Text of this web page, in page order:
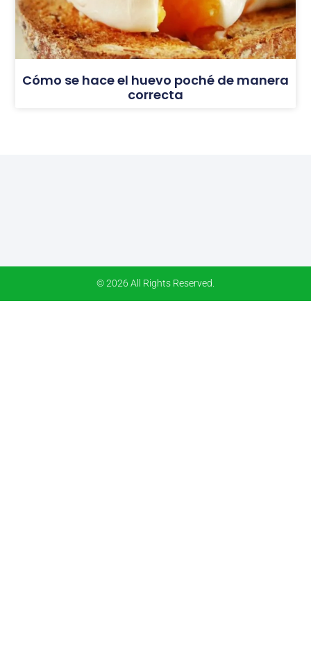
Cómo se hace el huevo poché de manera
correcta
© 2026 All Rights Reserved.